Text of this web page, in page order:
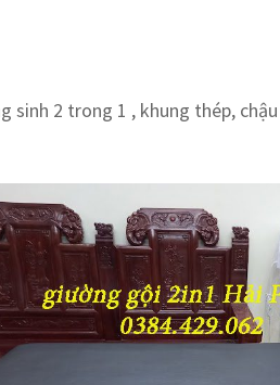
2 trong 1 , khung thép,